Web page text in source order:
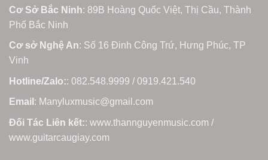
Cơ Sở Bắc Ninh: 89B Hoàng Quốc Việt, Thị Cầu, Thành
Phố Bắc Ninh
Cơ sở Nghệ An: Số 16 Đinh Công Trứ, Hưng Phúc, TP
Vinh
Hotline/Zalo:: 082.548.9999 / 0919.421.540
Email : Manyluxmusic@gmail.com
Đối Tác Liên kết:: www.thannguyenmusic.com /
www.guitarcaugiay.com